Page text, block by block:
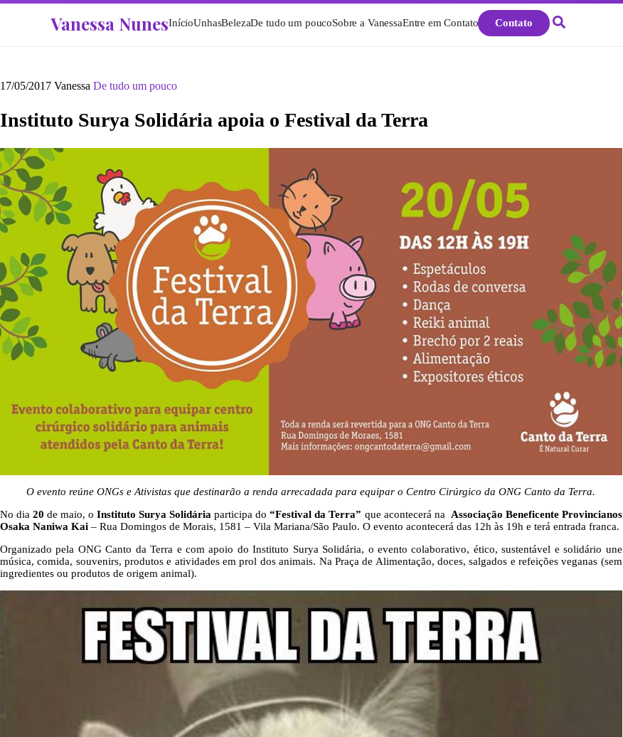
Vanessa NunesInícioUnhasBelezaDe tudo um poucoSobre a VanessaEntre em Contato Contato
17/05/2017 Vanessa De tudo um pouco
Instituto Surya Solidária apoia o Festival da Terra
O evento reúne ONGs e Ativistas que destinarão a renda arrecadada para equipar o Centro Cirúrgico da ONG Canto da Terra.
No dia20de maio, oInstituto Surya Solidáriaparticipa do“Festival da Terra” que acontecerá na Associação Beneficente Provincianos
Osaka Naniwa Kai – Rua Domingos de Morais, 1581 – Vila Mariana/São Paulo. O evento acontecerá das 12h às 19h e terá entrada franca.
Organizado pela ONG Canto da Terra e com apoio do Instituto Surya Solidária, o evento colaborativo, ético, sustentável e solidário une
música, comida, souvenirs, produtos e atividades em prol dos animais. Na Praça de Alimentação, doces, salgados e refeições veganas (sem
ingredientes ou produtos de origem animal).